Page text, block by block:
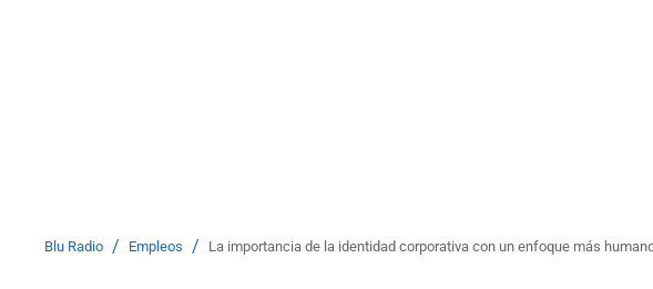
Blu Radio / Empleos / La importancia de la identidad corporativa con un enfoque más